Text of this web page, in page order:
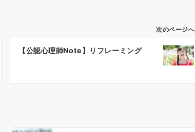
次のページへ
【公認心理師Note】リフレーミング